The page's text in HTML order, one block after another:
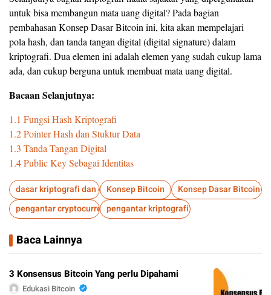
untuk bisa membangun mata uang digital? Pada bagian
pembahasan Konsep Dasar Bitcoin ini, kita akan mempelajari
pola hash, dan tanda tangan digital (digital signature) dalam
kriptografi. Dua elemen ini adalah elemen yang sudah cukup lama
ada, dan cukup berguna untuk membuat mata uang digital.
Bacaan Selanjutnya:
1.1 Fungsi Hash Kriptografi
1.2 Pointer Hash dan Stuktur Data
1.3 Tanda Tangan Digital
1.4 Public Key Sebagai Identitas
dasar kriptografi dan cryptocurrency
Konsep Bitcoin
Konsep Dasar Bitcoin
pengantar cryptocurrencypengantar kriptografi
Baca Lainnya
3 Konsensus Bitcoin Yang perlu Dipahami
Edukasi Bitcoin